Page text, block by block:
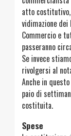
atto
vidimazione
Commercio e
passeranno
Se invece
rivolgersi al
Anche in
paio di
costituita.
Spese